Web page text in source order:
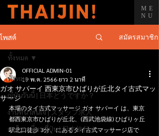
ME
NU
โพสต์ สมัครสมาชิก
ทั้งหมด
ญี่ปุ่นวันนี้ | 日本どうですか？
งานที่น่าสนใจ | スタッフ求人
คนไทยเที่ยวญี่ปุ่น | 日本旅行！
ทั้งหมด
ガオ サバーイ 西東京市ひばりが丘北タイ古式マッ
サージ
OFFICIAL ADMIN-01
19 พ.ค. 2566 ยาว 2 นาที
本場のタイ古式マッサージ ガオ サバーイ は、東京
都西東京市ひばりが丘北、(西武池袋線) ひばりヶ丘
駅北口徒歩 3分、にあるタイ古式マッサージ店で